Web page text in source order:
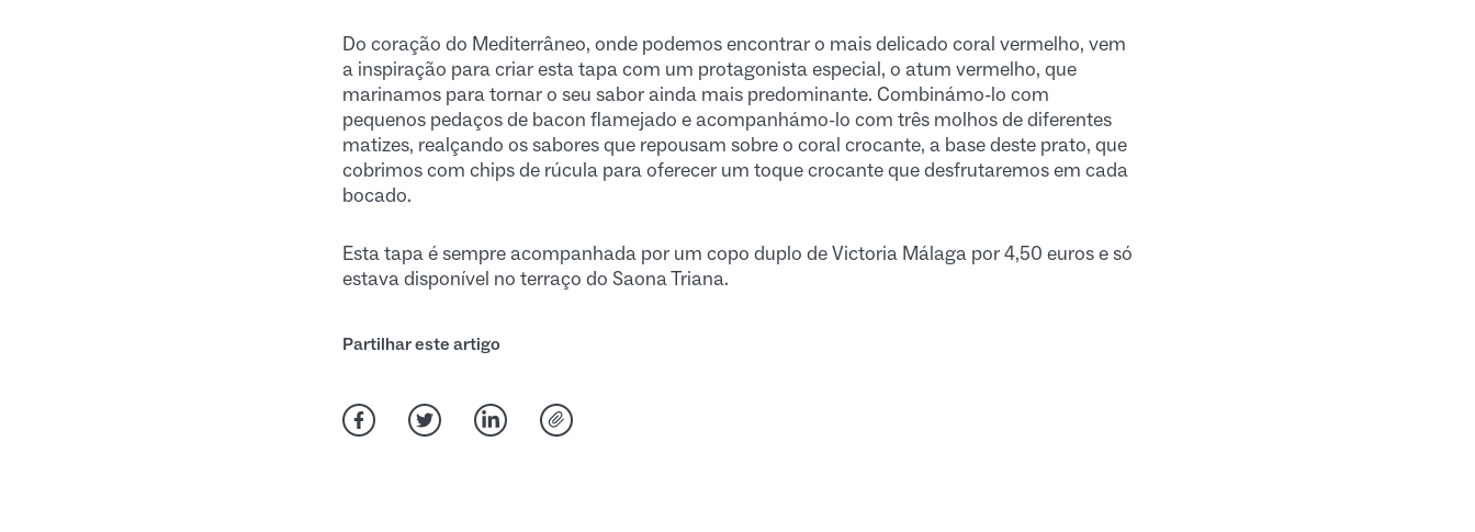
Do coração do Mediterrâneo, onde podemos encontrar o mais delicado coral vermelho, vem
a inspiração para criar esta tapa com um protagonista especial, o atum vermelho, que
marinamos para tornar o seu sabor ainda mais predominante. Combinámo-lo com
pequenos pedaços de bacon flamejado e acompanhámo-lo com três molhos de diferentes
matizes, realçando os sabores que repousam sobre o coral crocante, a base deste prato, que
cobrimos com chips de rúcula para oferecer um toque crocante que desfrutaremos em cada
bocado.
Esta tapa é sempre acompanhada por um copo duplo de Victoria Málaga por 4,50 euros e só
estava disponível no terraço do Saona Triana.
Partilhar este artigo
Partilhar no Facebook
Partilhar no Twitter
Partilhar no Linkedin
Partilhar por e-mail